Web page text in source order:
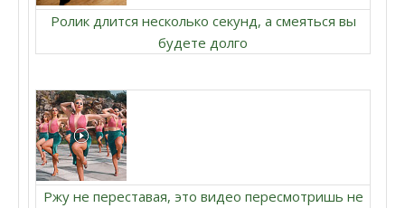
Ролик длится несколько секунд, а смеяться вы
будете долго
Ржу не переставая, это видео пересмотришь не